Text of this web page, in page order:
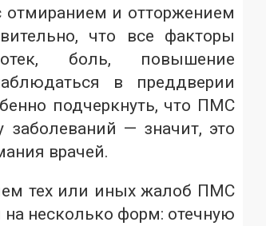
отмиранием и отторжением
что все факторы
боль, повышение
в преддверии
подчеркнуть, что ПМС
заболеваний — значит, это
врачей.
тех или иных жалоб ПМС
несколько форм: отечную